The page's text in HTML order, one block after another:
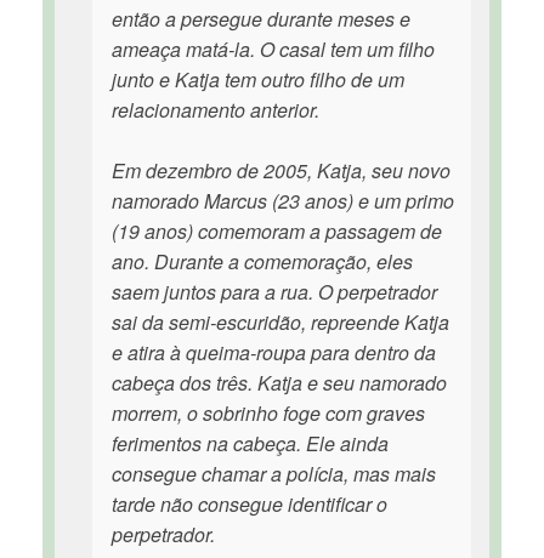
então a persegue durante meses e
ameaça matá-la. O casal tem um filho
junto e Katja tem outro filho de um
relacionamento anterior.
Em dezembro de 2005, Katja, seu novo
namorado Marcus (23 anos) e um primo
(19 anos) comemoram a passagem de
ano. Durante a comemoração, eles
saem juntos para a rua. O perpetrador
sai da semi-escuridão, repreende Katja
e atira à queima-roupa para dentro da
cabeça dos três. Katja e seu namorado
morrem, o sobrinho foge com graves
ferimentos na cabeça. Ele ainda
consegue chamar a polícia, mas mais
tarde não consegue identificar o
perpetrador.